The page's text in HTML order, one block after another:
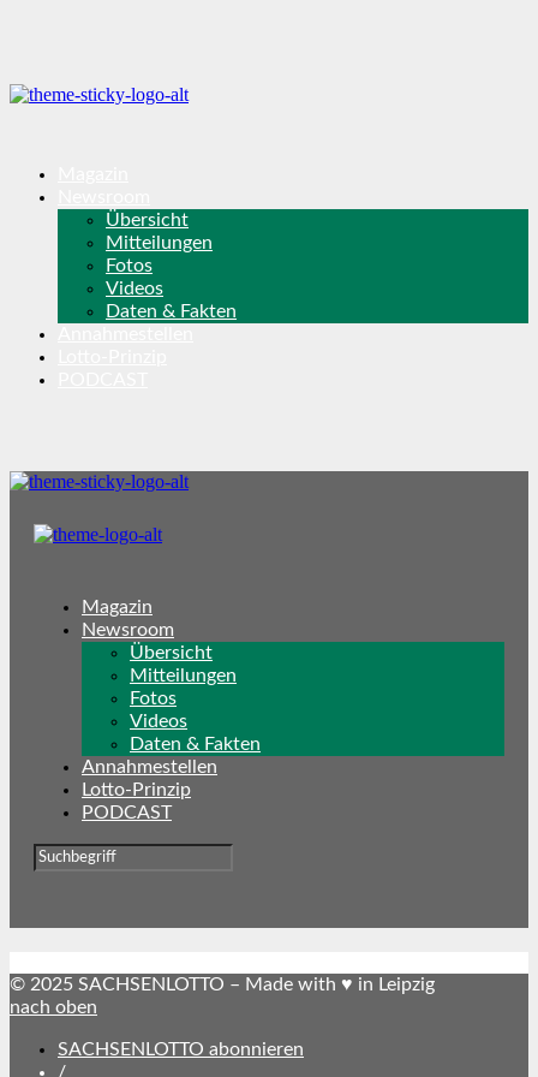
Übersicht
Mitteilungen
Fotos
Videos
Daten & Fakten
Magazin
Newsroom
Übersicht
Mitteilungen
Fotos
Videos
Daten & Fakten
Annahmestellen
Lotto-Prinzip
PODCAST
© 2025 SACHSENLOTTO – Made with ♥ in Leipzig
nach oben
SACHSENLOTTO abonnieren
/